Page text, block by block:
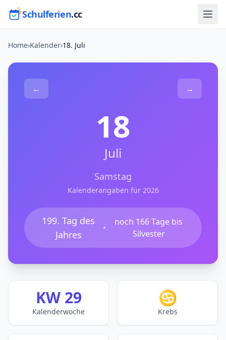
Schulferien.cc
Home›Kalender›18. Juli
← →
18
Juli
Samstag
Kalenderangaben für 2026
199. Tag des
Jahres
•
noch 166 Tage bis
Silvester
KW 29
Kalenderwoche
♋
Krebs